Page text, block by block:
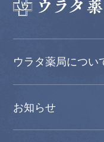
ウラタ薬局につい
お知らせ